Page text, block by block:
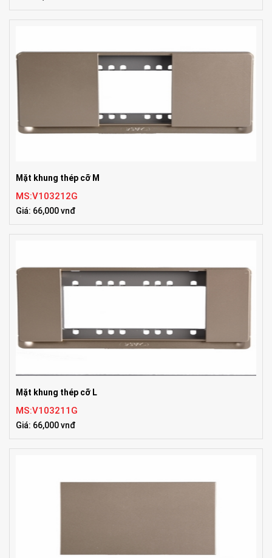
Mặt khung thép cỡ M
MS:V103212G
Giá: 66,000 vnđ
Mặt khung thép cỡ L
MS:V103211G
Giá: 66,000 vnđ